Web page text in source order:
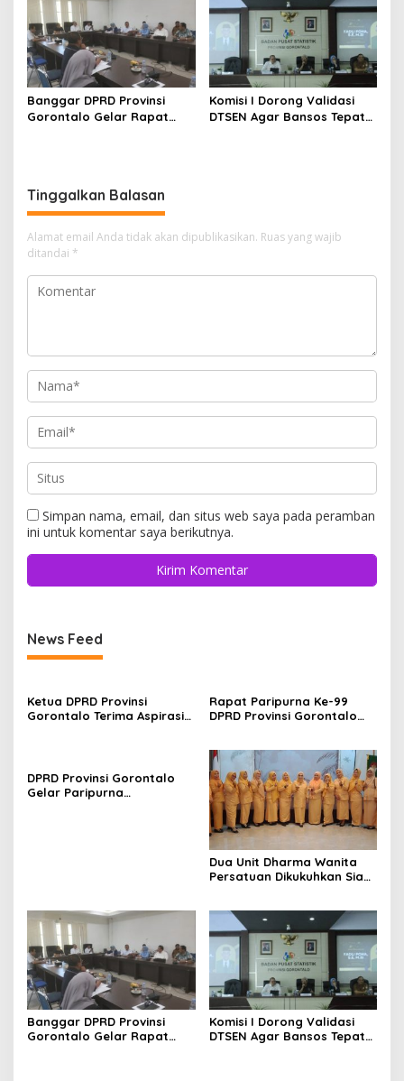
Banggar DPRD Provinsi
Gorontalo Gelar Rapat
Komisi I Dorong Validasi
DTSEN Agar Bansos Tepat
Tinggalkan Balasan
Alamat email Anda tidak akan dipublikasikan. Ruas yang wajib
ditandai *
Simpan nama, email, dan situs web saya pada peramban
ini untuk komentar saya berikutnya.
News Feed
Ketua DPRD Provinsi
Gorontalo Terima Aspirasi
Rapat Paripurna Ke-99
DPRD Provinsi Gorontalo
DPRD Provinsi Gorontalo
Gelar Paripurna
Dua Unit Dharma Wanita
Persatuan Dikukuhkan Siap
Banggar DPRD Provinsi
Gorontalo Gelar Rapat
Komisi I Dorong Validasi
DTSEN Agar Bansos Tepat